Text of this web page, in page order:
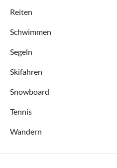
Reiten
Schwimmen
Segeln
Skifahren
Snowboard
Tennis
Wandern